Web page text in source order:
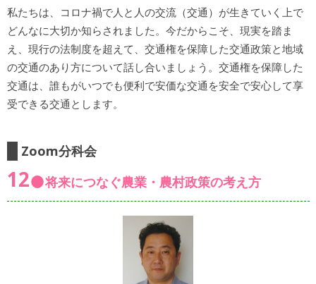
私たちは、コロナ禍で人と人の交流（交通）が生きていく上で
どんなに大切か知らされました。今だからこそ、現実を踏ま
え、現行の法制度を超えて、交通権を保障した交通政策と地域
の交通のあり方について話し合いましょう。交通権を保障した
交通は、誰もがいつでも便利で安価な交通を安全で安心して享
受できる交通とします。
Zoom分科会
12 将来につなぐ農業・農村政策の考え方